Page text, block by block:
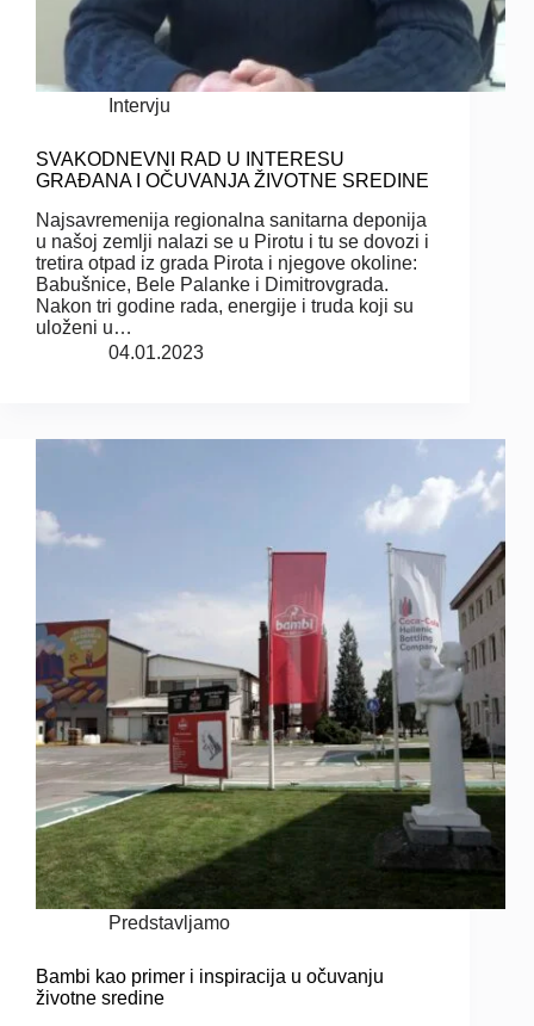
Intervju
SVAKODNEVNI RAD U INTERESU
GRAĐANA I OČUVANJA ŽIVOTNE SREDINE
Najsavremenija regionalna sanitarna deponija
u našoj zemlji nalazi se u Pirotu i tu se dovozi i
tretira otpad iz grada Pirota i njegove okoline:
Babušnice, Bele Palanke i Dimitrovgrada.
Nakon tri godine rada, energije i truda koji su
uloženi u…
04.01.2023
Predstavljamo
Bambi kao primer i inspiracija u očuvanju
životne sredine